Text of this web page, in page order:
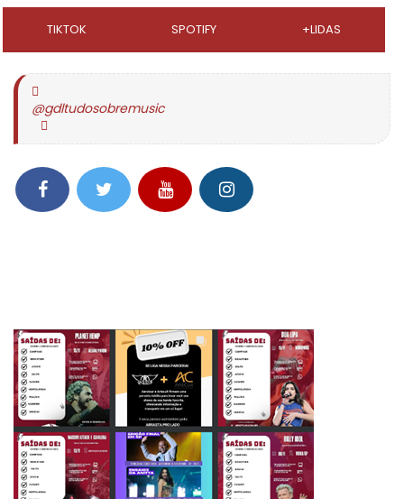
TIKTOK SPOTIFY +LIDAS
@gdltudosobremusic